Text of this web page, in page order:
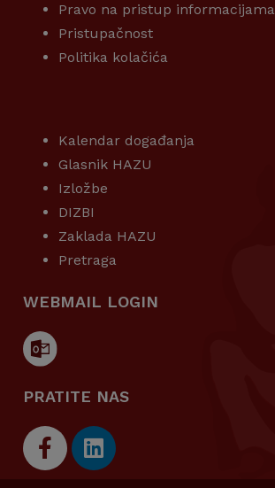
Pravo na pristup informacijama
Pristupačnost
Politika kolačića
Kalendar događanja
Glasnik HAZU
Izložbe
DIZBI
Zaklada HAZU
Pretraga
WEBMAIL LOGIN
PRATITE NAS